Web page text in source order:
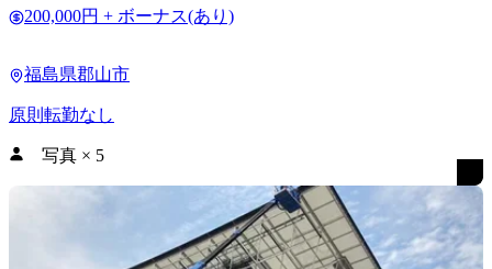
200,000円 + ボーナス(あり)
福島県郡山市
原則転勤なし
写真 × 5